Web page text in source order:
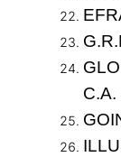
C.A.